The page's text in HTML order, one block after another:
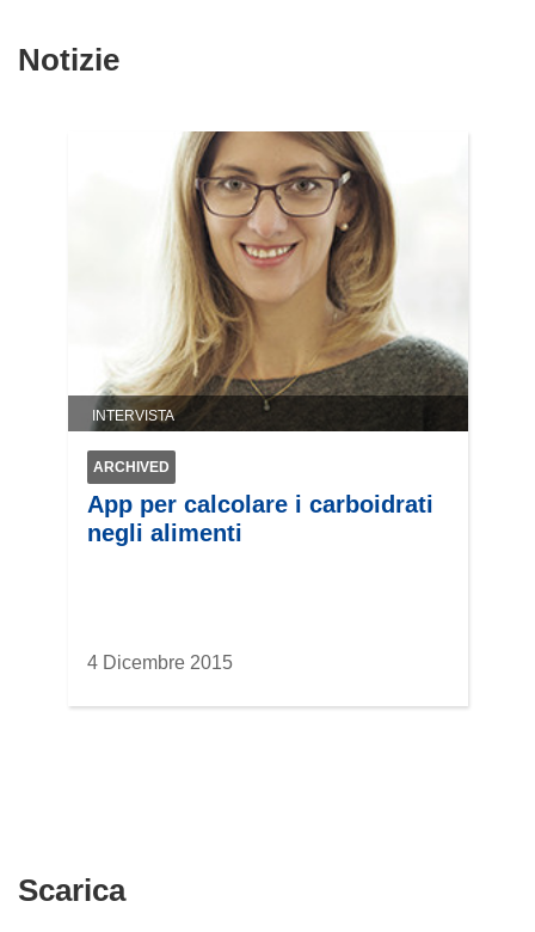
Notizie
INTERVISTA
ARCHIVED
App per calcolare i carboidrati
negli alimenti
4 Dicembre 2015
ScaricaScarica